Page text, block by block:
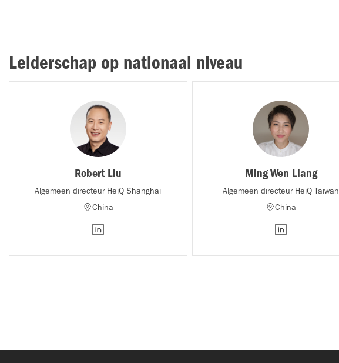
Leiderschap op nationaal niveau
Robert Liu
Algemeen directeur HeiQ Shanghai
China
Ming Wen Liang
Algemeen directeur HeiQ Taiwan
China